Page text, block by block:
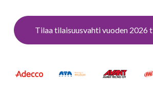
Tilaa tilaisuusvahti vuoden 2026